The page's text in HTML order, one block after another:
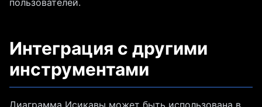
пользователей.
Интеграция с другими
инструментами